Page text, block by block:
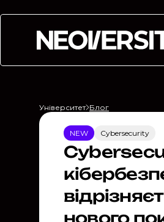
Університет Блог
NEW Cybersecurity
нового